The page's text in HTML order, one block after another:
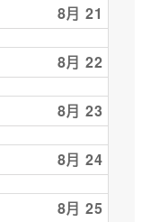
8月 21
8月 22
8月 23
8月 24
8月 25